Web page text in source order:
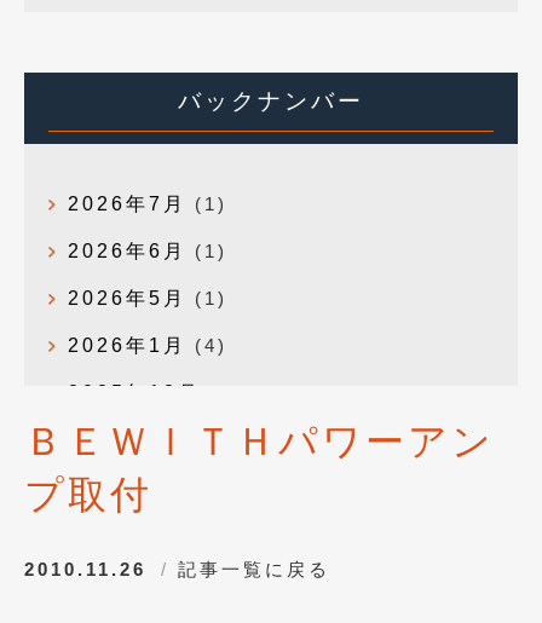
バックナンバー
2026年7月 (1)
2026年6月 (1)
2026年5月 (1)
2026年1月 (4)
2025年12月
2025年10月
2025年8月
2024年8月(1)
ＢＥＷＩＴＨパワーアン
プ取付
2010.11.26 記事一覧に戻る